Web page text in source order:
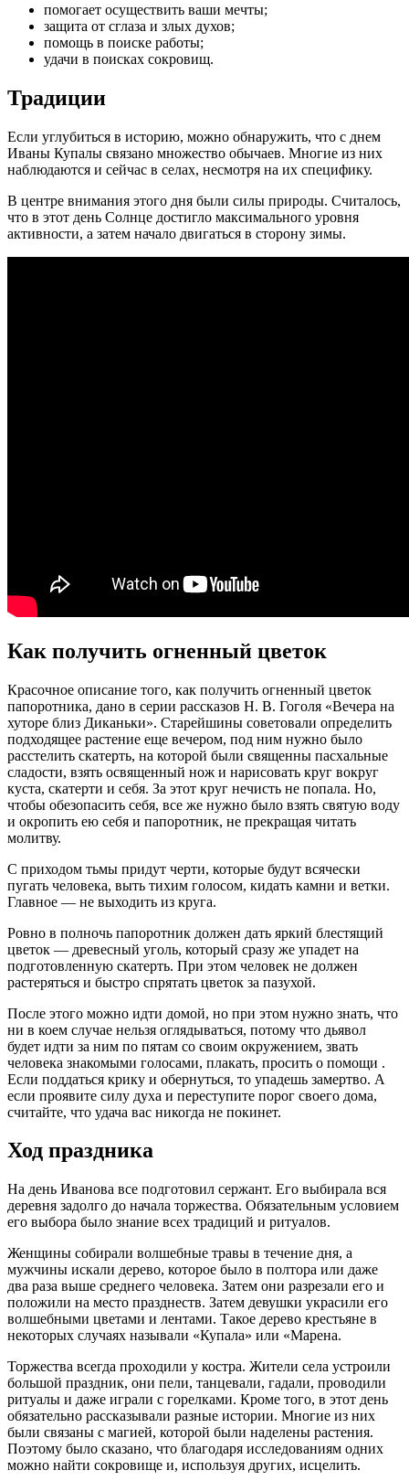
помогает осуществить ваши мечты;
защита от сглаза и злых духов;
помощь в поиске работы;
удачи в поисках сокровищ.
Традиции
Если углубиться в историю, можно обнаружить, что с днем ​​
Иваны Купалы связано множество обычаев. Многие из них
наблюдаются и сейчас в селах, несмотря на их специфику.
В центре внимания этого дня были силы природы. Считалось,
что в этот день Солнце достигло максимального уровня
активности, а затем начало двигаться в сторону зимы.
Как получить огненный цветок
Красочное описание того, как получить огненный цветок
папоротника, дано в серии рассказов Н. В. Гоголя «Вечера на
хуторе близ Диканьки». Старейшины советовали определить
подходящее растение еще вечером, под ним нужно было
расстелить скатерть, на которой были священны пасхальные
сладости, взять освященный нож и нарисовать круг вокруг
куста, скатерти и себя. За этот круг нечисть не попала. Но,
чтобы обезопасить себя, все же нужно было взять святую воду
и окропить ею себя и папоротник, не прекращая читать
молитву.
С приходом тьмы придут черти, которые будут всячески
пугать человека, выть тихим голосом, кидать камни и ветки.
Главное — не выходить из круга.
Ровно в полночь папоротник должен дать яркий блестящий
цветок — древесный уголь, который сразу же упадет на
подготовленную скатерть. При этом человек не должен
растеряться и быстро спрятать цветок за пазухой.
После этого можно идти домой, но при этом нужно знать, что
ни в коем случае нельзя оглядываться, потому что дьявол
будет идти за ним по пятам со своим окружением, звать
человека знакомыми голосами, плакать, просить о помощи .
Если поддаться крику и обернуться, то упадешь замертво. А
если проявите силу духа и переступите порог своего дома,
считайте, что удача вас никогда не покинет.
Ход праздника
На день Иванова все подготовил сержант. Его выбирала вся
деревня задолго до начала торжества. Обязательным условием
его выбора было знание всех традиций и ритуалов.
Женщины собирали волшебные травы в течение дня, а
мужчины искали дерево, которое было в полтора или даже
два раза выше среднего человека. Затем они разрезали его и
положили на место празднеств. Затем девушки украсили его
волшебными цветами и лентами. Такое дерево крестьяне в
некоторых случаях называли «Купала» или «Марена.
Торжества всегда проходили у костра. Жители села устроили
большой праздник, они пели, танцевали, гадали, проводили
ритуалы и даже играли с горелками. Кроме того, в этот день
обязательно рассказывали разные истории. Многие из них
были связаны с магией, которой были наделены растения.
Поэтому было сказано, что благодаря исследованиям одних
можно найти сокровище и, используя других, исцелить.